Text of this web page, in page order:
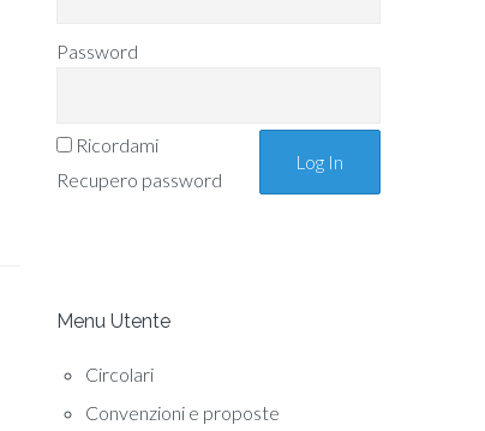
Password
Ricordami
Recupero password
Menu Utente
Circolari
Convenzioni e proposte